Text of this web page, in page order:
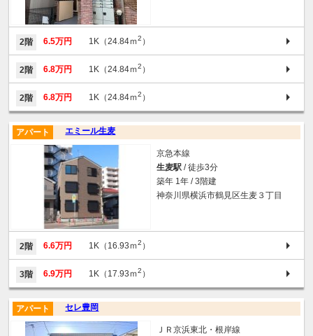
2階 6.5万円 1K（24.84ｍ2 ）
2階 6.8万円 1K（24.84ｍ2 ）
2階 6.8万円 1K（24.84ｍ2 ）
エミール生麦
アパート
京急本線
生麦駅 / 徒歩3分
築年 1年 / 3階建
神奈川県横浜市鶴見区生麦３丁目
2階 6.6万円 1K（16.93ｍ2 ）
3階 6.9万円 1K（17.93ｍ2 ）
セレ豊岡
アパート
ＪＲ京浜東北・根岸線